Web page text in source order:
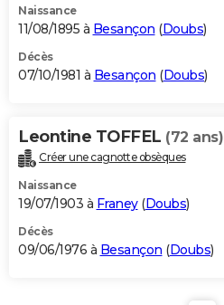
Naissance
11/08/1895 à Besançon (Doubs)
Décès
07/10/1981 à Besançon (Doubs)
Leontine TOFFEL (72 ans)
Créer une cagnotte obsèques
Naissance
19/07/1903 à Franey(Doubs)
Décès
09/06/1976 à Besançon (Doubs)